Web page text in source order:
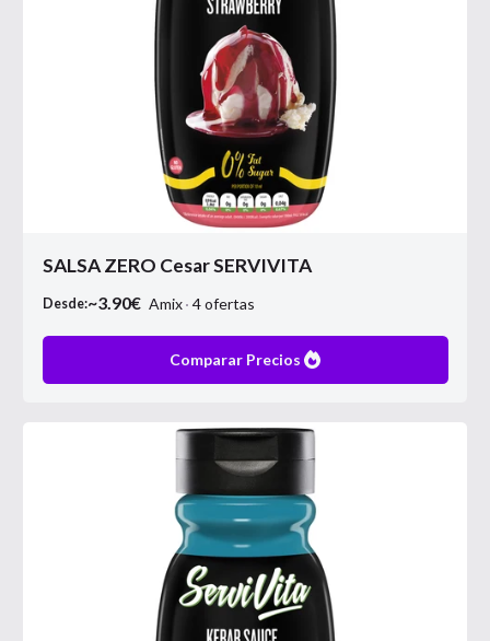
SALSA ZERO Cesar SERVIVITA
Desde:~3.90€ Amix 4 ofertas
Comparar Precios